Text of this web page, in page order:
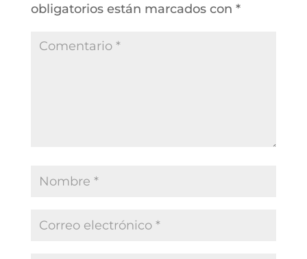
obligatorios están marcados con *